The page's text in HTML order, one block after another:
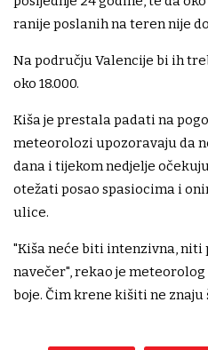
ranije poslanih na teren nije
Na području Valencije bi ih
oko 18.000.
Kiša je prestala padati na
meteorolozi upozoravaju da
dana i tijekom nedjelje
otežati posao spasiocima i
ulice.
"Kiša neće biti intenzivna,
navečer", rekao je
boje. Čim krene kišiti ne znaju